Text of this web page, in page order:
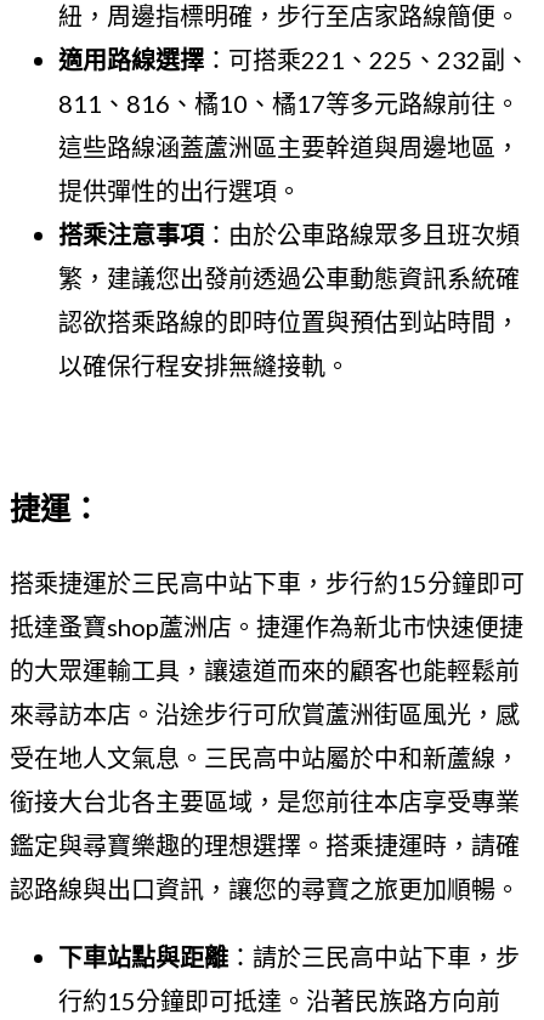
紐，周邊指標明確，步行至店家路線簡便。
適用路線選擇 ：可搭乘221、225、232副、
811、816、橘10、橘17等多元路線前往。
這些路線涵蓋蘆洲區主要幹道與周邊地區，
提供彈性的出行選項。
搭乘注意事項 ：由於公車路線眾多且班次頻
繁，建議您出發前透過公車動態資訊系統確
認欲搭乘路線的即時位置與預估到站時間，
以確保行程安排無縫接軌。
捷運：
搭乘捷運於三民高中站下車，步行約15分鐘即可
抵達蚤寶shop蘆洲店。捷運作為新北市快速便捷
的大眾運輸工具，讓遠道而來的顧客也能輕鬆前
來尋訪本店。沿途步行可欣賞蘆洲街區風光，感
受在地人文氣息。三民高中站屬於中和新蘆線，
銜接大台北各主要區域，是您前往本店享受專業
鑑定與尋寶樂趣的理想選擇。搭乘捷運時，請確
認路線與出口資訊，讓您的尋寶之旅更加順暢。
下車站點與距離 ：請於三民高中站下車，步
行約15分鐘即可抵達。沿著民族路方向前